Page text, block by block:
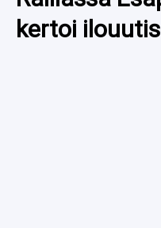
YLEISURHEILU
kertoi